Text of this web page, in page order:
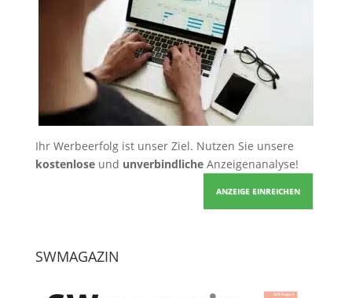
Ihr Werbeerfolg ist unser Ziel. Nutzen Sie unsere
kostenloseund unverbindlicheAnzeigenanalyse!
ANZEIGE EINREICHEN
SWMAGAZIN